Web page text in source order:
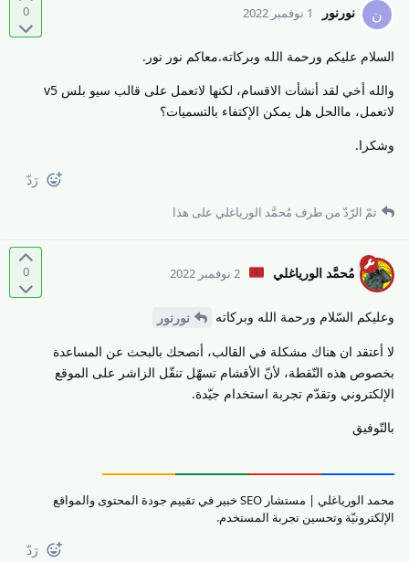
0 ن نورنور 1 نوفمبر 2022
السلام عليكم ورحمة الله وبركاته.معاكم نور نور.
والله أخي لقد أنشأت الاقسام، لكنها لاتعمل على قالب سيو بلس v5
لاتعمل، ماالحل هل يمكن الإكتفاء بالتسميات؟
وشكرا.
رَدّ
تمّ الرّدّ من طرف مُحمَّد الورياغلي على هذا
0 مُحمَّد الورياغلي 2 نوفمبر 2022
وعليكم السّلام ورحمة الله وبركاته
نورنور
لا أعتقد ان هناك مشكلة في القالب، أنصحك بالبحث عن المساعدة
بخصوص هذه النّقطة، لأنّ الأقشام تسهّل تنقّل الزاشر على الموقع
الإلكتروني وتقدّم تجربة استخدام جيّدة.
بالتّوفيق
محمد الورياغلي | مستشار SEO خبير في تقييم جودة المحتوى والمواقع
الإلكترونيّة وتحسين تجربة المستخدم.
رَدّ